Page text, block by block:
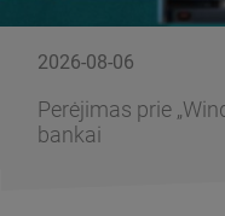
2026-08-06
Perėjimas prie
bankai